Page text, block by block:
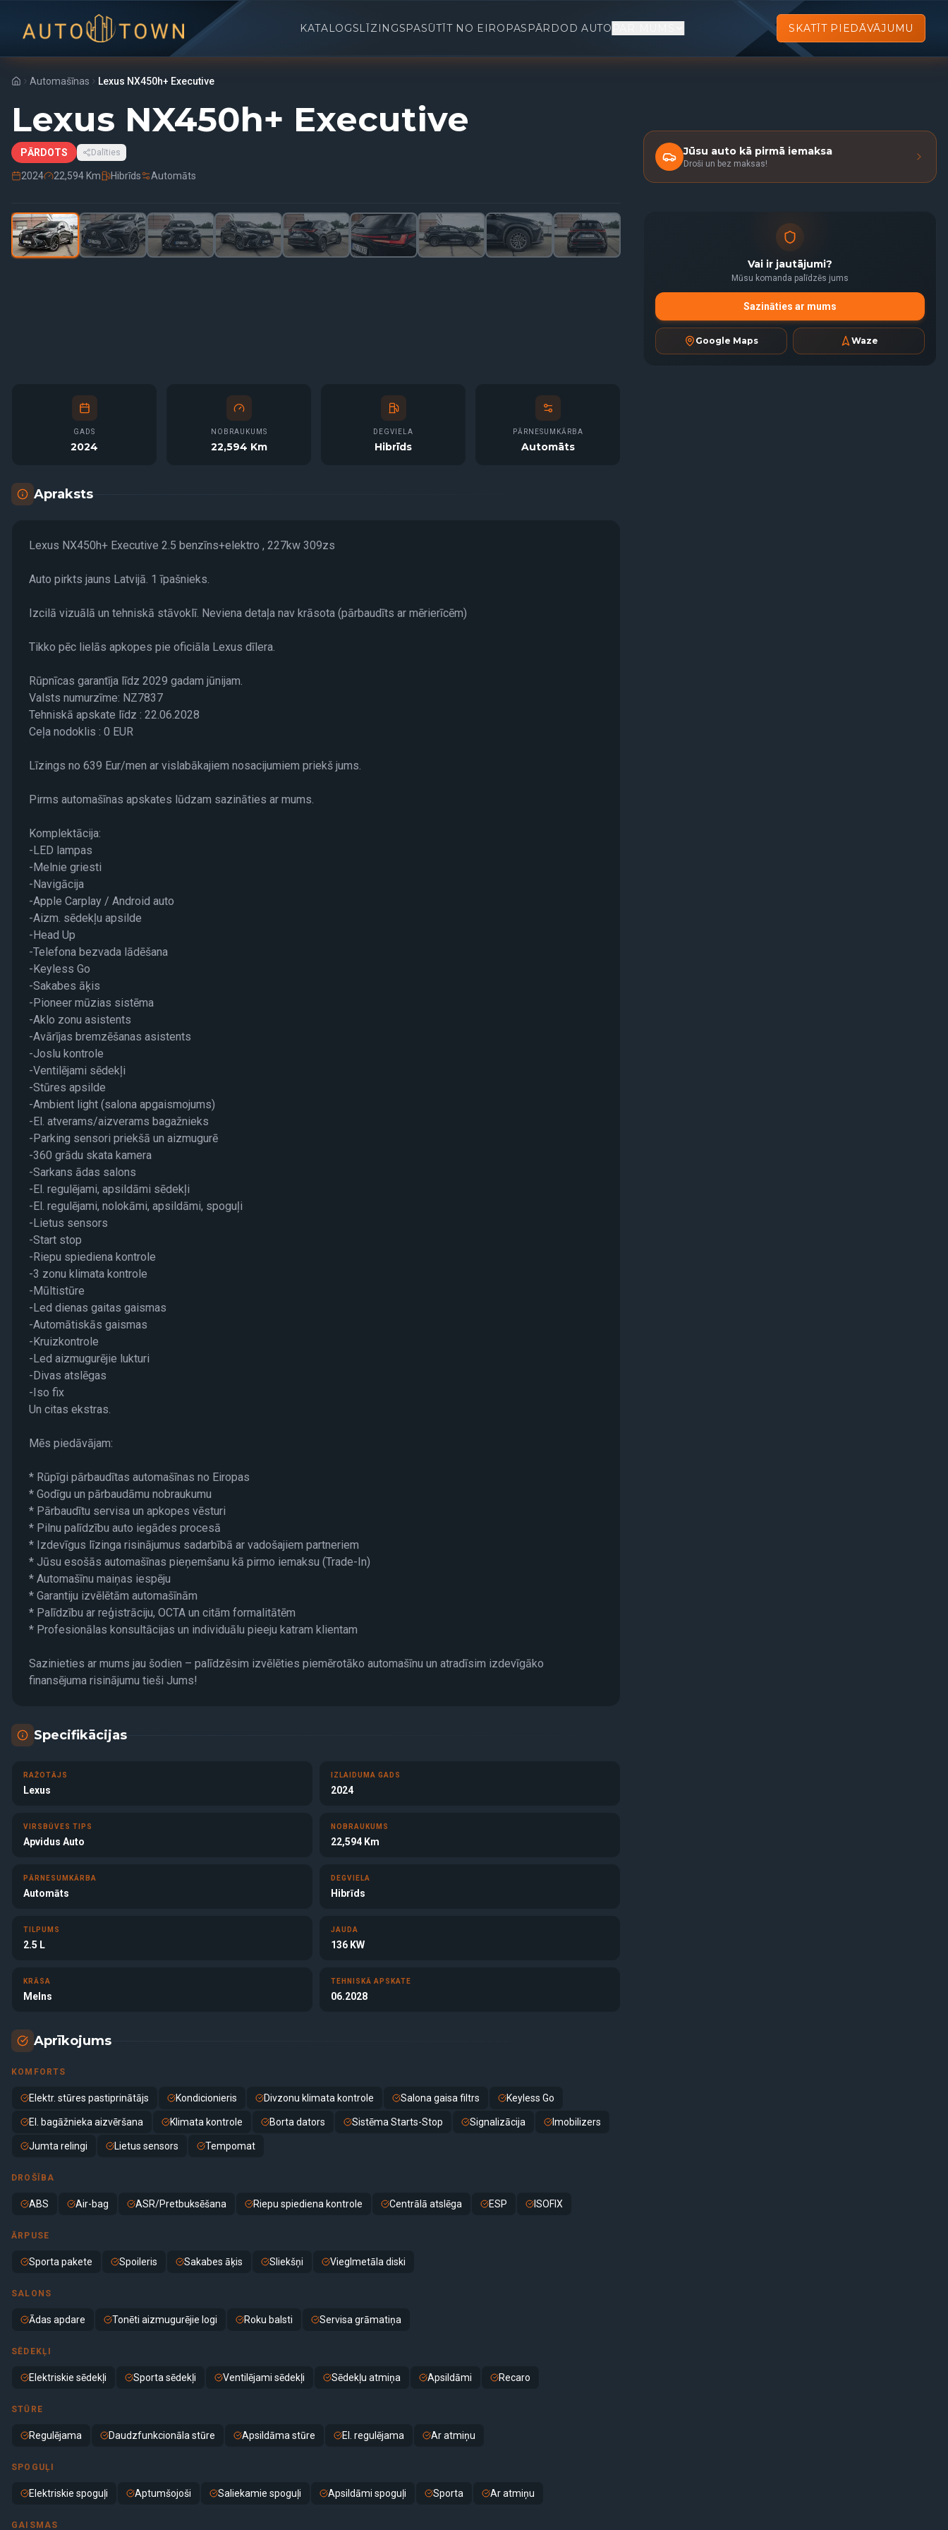
KATALOGSLĪZINGSPASŪTĪT NO EIROPAS PĀRDOD AUTO SKATĪT PIEDĀVĀJUMU
Automašīnas Lexus NX450h+ Executive
Lexus NX450h+ Executive
PĀRDOTS Dalīties
2024 22,594 Km Hibrīds Automāts
Jūsu auto kā pirmā iemaksa
Droši un bez maksas!
Vai ir jautājumi?
Mūsu komanda palīdzēs jums
Sazināties ar mums
Google Maps Waze
GADS
2024
NOBRAUKUMS
22,594 Km
DEGVIELA
Hibrīds
PĀRNESUMKĀRBA
Automāts
Apraksts
Lexus NX450h+ Executive 2.5 benzīns+elektro , 227kw 309zs
Auto pirkts jauns Latvijā. 1 īpašnieks.
Izcilā vizuālā un tehniskā stāvoklī. Neviena detaļa nav krāsota (pārbaudīts ar mērierīcēm)
Tikko pēc lielās apkopes pie oficiāla Lexus dīlera.
Rūpnīcas garantīja līdz 2029 gadam jūnijam.
Valsts numurzīme: NZ7837
Tehniskā apskate līdz : 22.06.2028
Ceļa nodoklis : 0 EUR
Līzings no 639 Eur/men ar vislabākajiem nosacijumiem priekš jums.
Pirms automašīnas apskates lūdzam sazināties ar mums.
Komplektācija:
-LED lampas
-Melnie griesti
-Navigācija
-Apple Carplay / Android auto
-Aizm. sēdekļu apsilde
-Head Up
-Telefona bezvada lādēšana
-Keyless Go
-Sakabes āķis
-Pioneer mūzias sistēma
-Aklo zonu asistents
-Avārījas bremzēšanas asistents
-Joslu kontrole
-Ventilējami sēdekļi
-Stūres apsilde
-Ambient light (salona apgaismojums)
-El. atverams/aizverams bagažnieks
-Parking sensori priekšā un aizmugurē
-360 grādu skata kamera
-Sarkans ādas salons
-El. regulējami, apsildāmi sēdekļi
-El. regulējami, nolokāmi, apsildāmi, spoguļi
-Lietus sensors
-Start stop
-Riepu spiediena kontrole
-3 zonu klimata kontrole
-Mūltistūre
-Led dienas gaitas gaismas
-Automātiskās gaismas
-Kruizkontrole
-Led aizmugurējie lukturi
-Divas atslēgas
-Iso fix
Un citas ekstras.
Mēs piedāvājam:
* Rūpīgi pārbaudītas automašīnas no Eiropas
* Godīgu un pārbaudāmu nobraukumu
* Pārbaudītu servisa un apkopes vēsturi
* Pilnu palīdzību auto iegādes procesā
* Izdevīgus līzinga risinājumus sadarbībā ar vadošajiem partneriem
* Jūsu esošās automašīnas pieņemšanu kā pirmo iemaksu (Trade-In)
* Automašīnu maiņas iespēju
* Garantiju izvēlētām automašīnām
* Palīdzību ar reģistrāciju, OCTA un citām formalitātēm
* Profesionālas konsultācijas un individuālu pieeju katram klientam
Sazinieties ar mums jau šodien – palīdzēsim izvēlēties piemērotāko automašīnu un atradīsim izdevīgāko
finansējuma risinājumu tieši Jums!
Specifikācijas
RAŽOTĀJS
Lexus
IZLAIDUMA GADS
2024
VIRSBŪVES TIPS
Apvidus Auto
NOBRAUKUMS
22,594 Km
PĀRNESUMKĀRBA
Automāts
DEGVIELA
Hibrīds
TILPUMS
2.5 L
JAUDA
136 KW
KRĀSA
Melns
TEHNISKĀ APSKATE
06.2028
Aprīkojums
KOMFORTS
Elektr. stūres pastiprinātājs Kondicionieris Divzonu klimata kontrole Salona gaisa filtrs Keyless Go
El. bagāžnieka aizvēršana Klimata kontrole Borta dators Sistēma Starts-Stop Signalizācija Imobilizers
Jumta relingi Lietus sensors Tempomat
DROŠĪBA
ABS Air-bag ASR/Pretbuksēšana Riepu spiediena kontrole Centrālā atslēga ESP ISOFIX
ĀRPUSE
Sporta pakete Spoileris Sakabes āķis Sliekšņi Vieglmetāla diski
SALONS
Ādas apdare Tonēti aizmugurējie logi Roku balsti Servisa grāmatiņa
SĒDEKĻI
Elektriskie sēdekļi Sporta sēdekļi Ventilējami sēdekļi Sēdekļu atmiņa Apsildāmi Recaro
STŪRE
Regulējama Daudzfunkcionāla stūre Apsildāma stūre El. regulējama Ar atmiņu
SPOGUĻI
Elektriskie spoguļi Aptumšojoši Saliekamie spoguļi Apsildāmi spoguļi Sporta Ar atmiņu
GAISMAS